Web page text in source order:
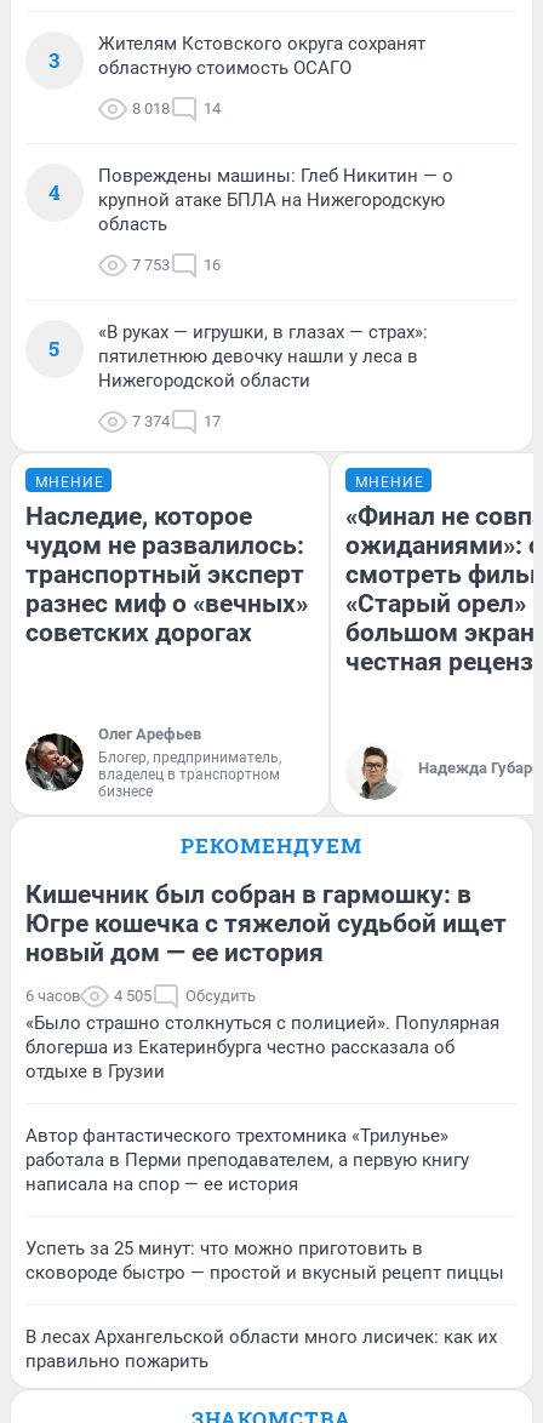
3
Жителям Кстовского округа сохранят
областную стоимость ОСАГО
8 018 14
4
Повреждены машины: Глеб Никитин — о
крупной атаке БПЛА на Нижегородскую
область
7 753 16
5
«В руках — игрушки, в глазах — страх»:
пятилетнюю девочку нашли у леса в
Нижегородской области
7 374 17
МНЕНИЕ
Наследие, которое
чудом не развалилось:
транспортный эксперт
разнес миф о «вечных»
советских дорогах
Олег Арефьев
Блогер, предприниматель,
владелец в транспортном
бизнесе
МНЕНИЕ
«Финал не
ожиданиями»:
смотреть
«Старый орел»
большом
честная
Надежда Губарь
РЕКОМЕНДУЕМ
Кишечник был собран в гармошку: в
Югре кошечка с тяжелой судьбой ищет
новый дом — ее история
6 часов 4 505 Обсудить
«Было страшно столкнуться с полицией». Популярная
блогерша из Екатеринбурга честно рассказала об
отдыхе в Грузии
Автор фантастического трехтомника «Трилунье»
работала в Перми преподавателем, а первую книгу
написала на спор — ее история
Успеть за 25 минут: что можно приготовить в
сковороде быстро — простой и вкусный рецепт пиццы
В лесах Архангельской области много лисичек: как их
правильно пожарить